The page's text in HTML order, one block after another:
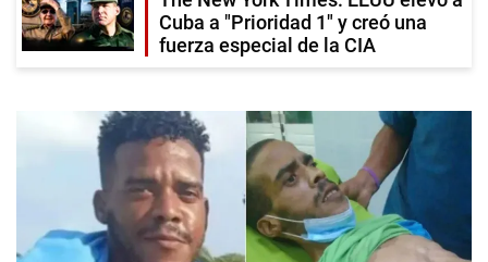
Cuba a "Prioridad 1" y creó una
fuerza especial de la CIA